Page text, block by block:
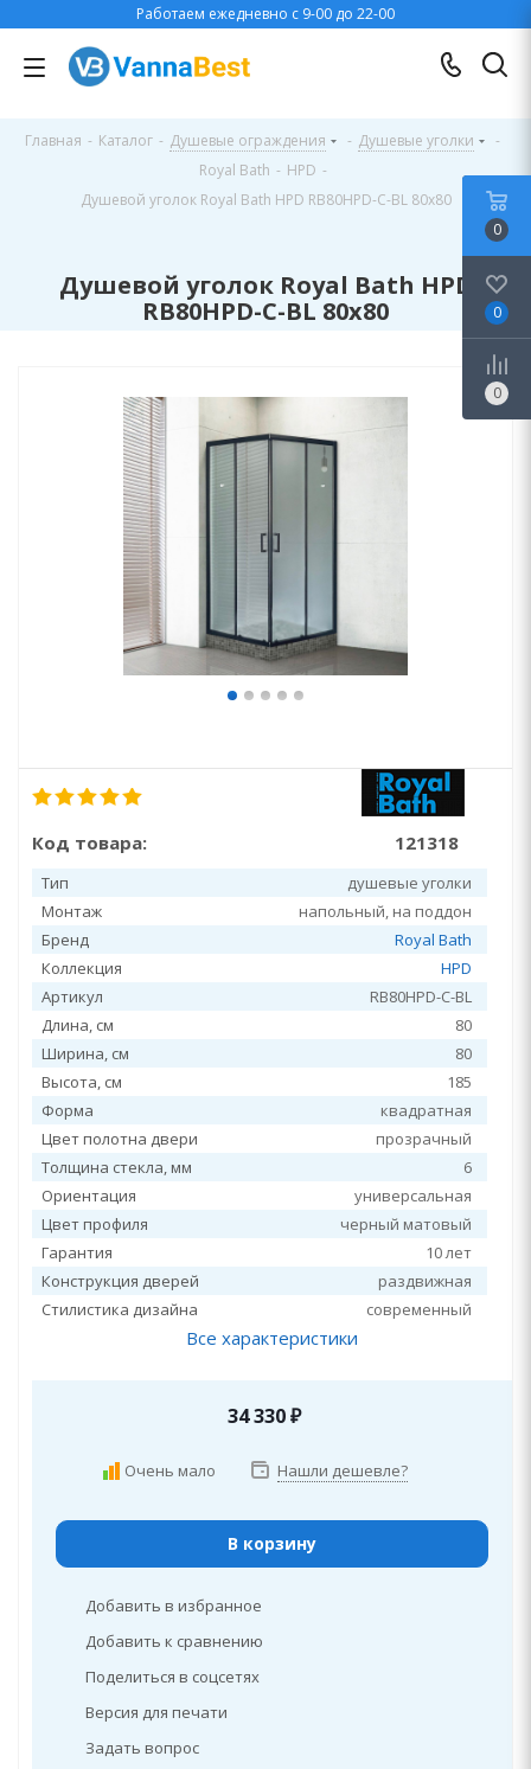
Работаем ежедневно с 9-00 до 22-00
Главная - Каталог - Душевые ограждения - Душевые уголки
-
Royal Bath - HPD -
Душевой уголок Royal Bath HPD RB80HPD-C-BL 80x80
Душевой уголок Royal Bath HPD
RB80HPD-C-BL 80x80
Код товара: 121318
Тип
душевые уголки
Монтаж
напольный, на поддон
Бренд
Royal Bath
Коллекция
HPD
Артикул
RB80HPD-C-BL
Длина, см
80
Ширина, см
80
Высота, см
185
Форма
квадратная
Цвет полотна двери
прозрачный
Толщина стекла, мм
6
Ориентация
универсальная
Цвет профиля
черный матовый
Гарантия
10 лет
Конструкция дверей
раздвижная
Стилистика дизайна
современный
Все характеристики
34 330₽
Очень мало Нашли дешевле?
В корзину
Добавить в избранное
Добавить к сравнению
Поделиться в соцсетях
Версия для печати
Задать вопрос
0
0
0